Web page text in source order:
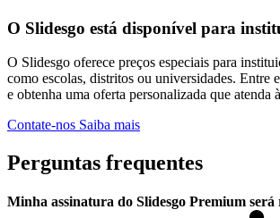
O Slidesgo está disponível para
O Slidesgo oferece preços especiais para
como escolas, distritos ou universidades. Entre
e obtenha uma oferta personalizada que atenda
Contate-nos Saiba mais
Perguntas frequentes
Minha assinatura do Slidesgo Premium será